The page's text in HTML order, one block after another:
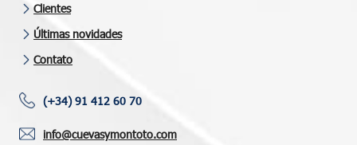
Clientes
Últimas novidades
Contato
(+34) 91 412 60 70
info@cuevasymontoto.com